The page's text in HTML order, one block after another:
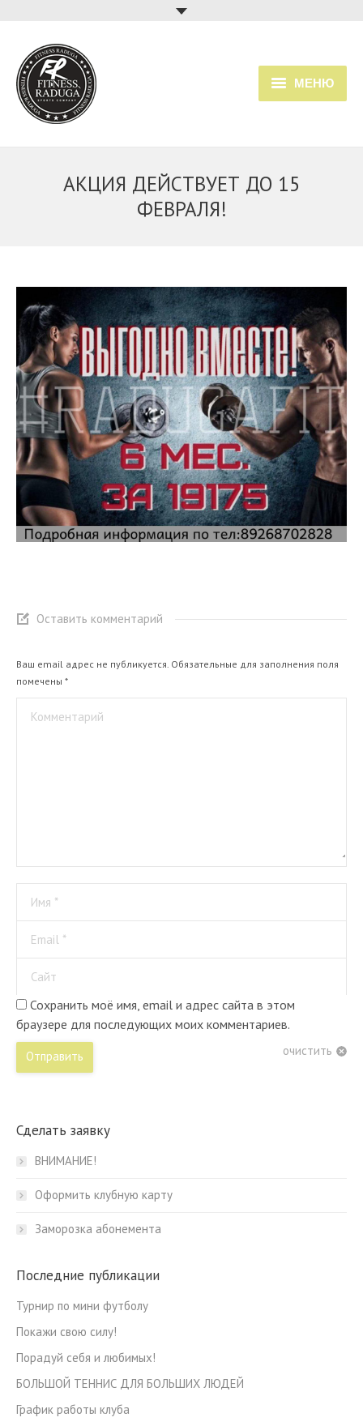
МЕНЮ
Прайс
АКЦИЯ ДЕЙСТВУЕТ ДО 15
ФЕВРАЛЯ!
Оставить комментарий
Ваш email адрес не публикуется. Обязательные для заполнения поля
помечены *
Комментарий
Имя *
Email *
Сайт
Сохранить моё имя, email и адрес сайта в этом
браузере для последующих моих комментариев.
очистить
Отправить
Сделать заявку
ВНИМАНИЕ!
Оформить клубную карту
Заморозка абонемента
Последние публикации
Турнир по мини футболу
Покажи свою силу!
Порадуй себя и любимых!
БОЛЬШОЙ ТЕННИС ДЛЯ БОЛЬШИХ ЛЮДЕЙ
График работы клуба